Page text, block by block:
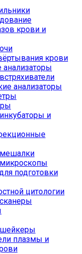
крови и
крови
анализаторы
и
подготовки
цитологии
плазмы и